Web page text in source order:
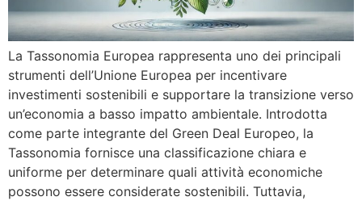
La Tassonomia Europea rappresenta uno dei principali
strumenti dell’Unione Europea per incentivare
investimenti sostenibili e supportare la transizione verso
un’economia a basso impatto ambientale. Introdotta
come parte integrante del Green Deal Europeo, la
Tassonomia fornisce una classificazione chiara e
uniforme per determinare quali attività economiche
possono essere considerate sostenibili. Tuttavia,